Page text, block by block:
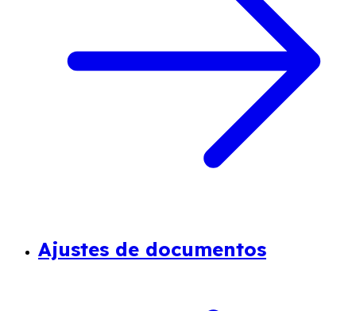
Ajustes de documentos